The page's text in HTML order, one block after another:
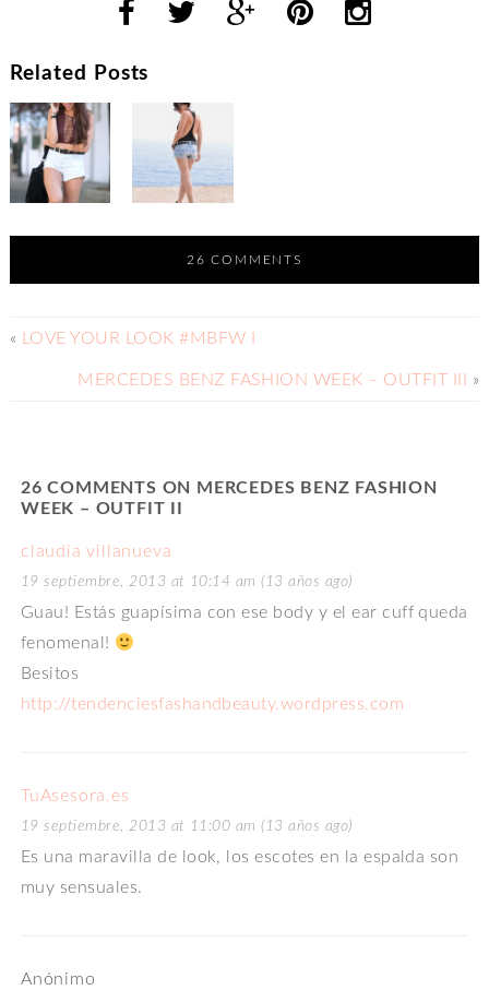
Related Posts
26 COMMENTS
« LOVE YOUR LOOK #MBFW I
MERCEDES BENZ FASHION WEEK – OUTFIT III »
26 COMMENTS ON MERCEDES BENZ FASHION
WEEK – OUTFIT II
claudia villanueva
19 septiembre, 2013 at 10:14 am (13 años ago)
Guau! Estás guapísima con ese body y el ear cuff queda
fenomenal!
Besitos
http://tendenciesfashandbeauty.wordpress.com
TuAsesora.es
19 septiembre, 2013 at 11:00 am (13 años ago)
Es una maravilla de look, los escotes en la espalda son
muy sensuales.
Anónimo